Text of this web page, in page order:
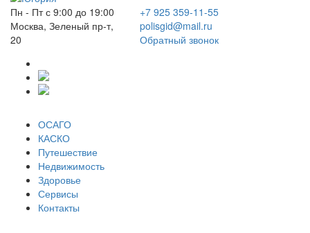
Пн - Пт с 9:00 до 19:00
Москва, Зеленый пр-т,
20
+7 925 359-11-55
polisgid@mail.ru
Обратный звонок
ОСАГО
КАСКО
Путешествие
Недвижимость
Здоровье
Сервисы
Контакты